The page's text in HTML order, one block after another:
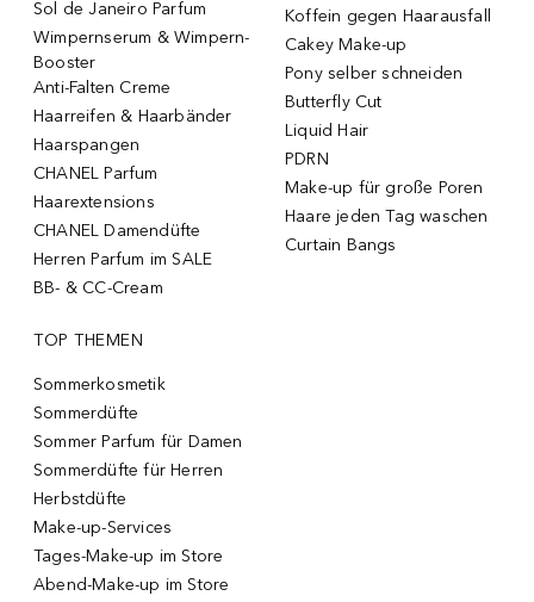
Sol de Janeiro Parfum
Wimpernserum & Wimpern-
Booster
Anti-Falten Creme
Haarreifen & Haarbänder
Haarspangen
CHANEL Parfum
Haarextensions
CHANEL Damendüfte
Herren Parfum im SALE
BB- & CC-Cream
Koffein gegen Haarausfall
Cakey Make-up
Pony selber schneiden
Butterfly Cut
Liquid Hair
PDRN
Make-up für große Poren
Haare jeden Tag waschen
Curtain Bangs
TOP THEMEN
Sommerkosmetik
Sommerdüfte
Sommer Parfum für Damen
Sommerdüfte für Herren
Herbstdüfte
Make-up-Services
Tages-Make-up im Store
Abend-Make-up im Store